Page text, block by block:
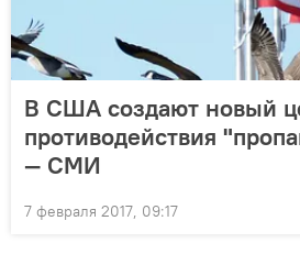
В США создают новый
противодействия
— СМИ
7 февраля 2017, 09:17